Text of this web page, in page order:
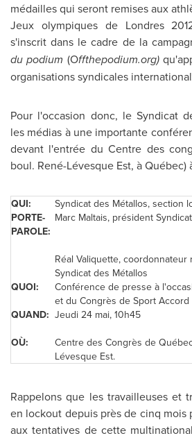
médailles qui seront remises aux
Jeux olympiques de Londres
s'inscrit dans le cadre de la
du podium (Offthepodium.org)
organisations syndicales
Pour l'occasion donc, le Syndicat
les médias à une importante
devant l'entrée du Centre des
boul. René-Lévesque Est, à Québec)
QUI:
Syndicat des Métallos, section
PORTE-
PAROLE:
Marc Maltais, président
Réal Valiquette,
Syndicat des Métallos
QUOI:
Conférence de presse à
et du Congrès de Sport Accord
QUAND: Jeudi 24 mai, 10h45
OÙ:
Centre des Congrès de
Lévesque Est.
Rappelons que les travailleuses et
en lockout depuis près de cinq mois
aux tentatives de cette